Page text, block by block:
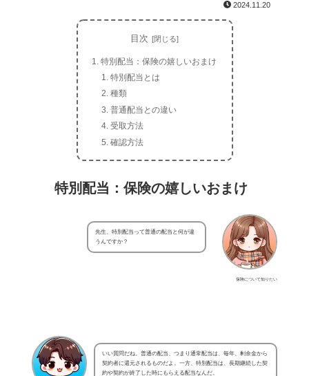
2024.11.20
目次
特別配当：保険の嬉しいおまけ
特別配当とは
種類
普通配当との違い
受取方法
確認方法
特別配当：保険の嬉しいおまけ
保険について知りたい
先生、特別配当って普通の配当と何が違
うんですか？
いい質問だね。普通の配当、つまり通常配当は、毎年、剰余金から
契約者に還元されるものだよ。一方、特別配当は、長期継続した契
約や契約が終了した時にもらえる配当なんだ。